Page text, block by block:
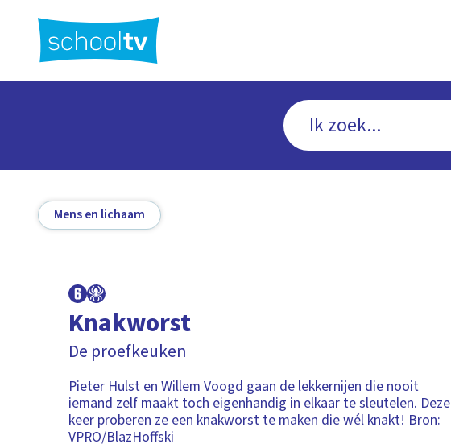
hoofdinhoud
Mens en lichaam
Knakworst
De proefkeuken
Pieter Hulst en Willem Voogd gaan de lekkernijen die nooit
iemand zelf maakt toch eigenhandig in elkaar te sleutelen. Deze
keer proberen ze een knakworst te maken die wél knakt! Bron:
VPRO/BlazHoffski